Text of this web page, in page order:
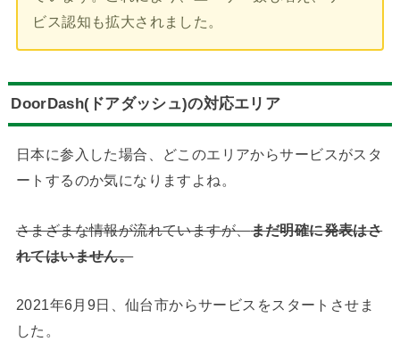
ビス認知も拡大されました。
DoorDash(ドアダッシュ)の対応エリア
日本に参入した場合、どこのエリアからサービスがスタ
ートするのか気になりますよね。
さまざまな情報が流れていますが、まだ明確に発表はさ
れてはいません。
2021年6月9日、仙台市からサービスをスタートさせま
した。